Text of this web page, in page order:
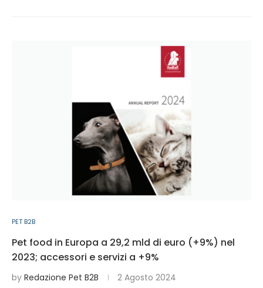
PET B2B
Pet food in Europa a 29,2 mld di euro (+9%) nel
2023; accessori e servizi a +9%
by Redazione Pet B2B 2 Agosto 2024